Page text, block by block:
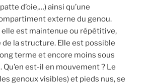
d’oie,…) ainsi qu’une
externe du genou.
est maintenue ou répétitive,
la structure. Elle est possible
terme et encore moins sous
est-il en mouvement ? Le
genoux visibles) et pieds nus, se